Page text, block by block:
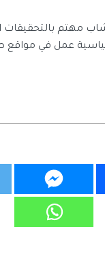
مهتم بالتحقيقات
عمل في مواقع